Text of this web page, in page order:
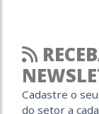
Cadastre o
do setor a